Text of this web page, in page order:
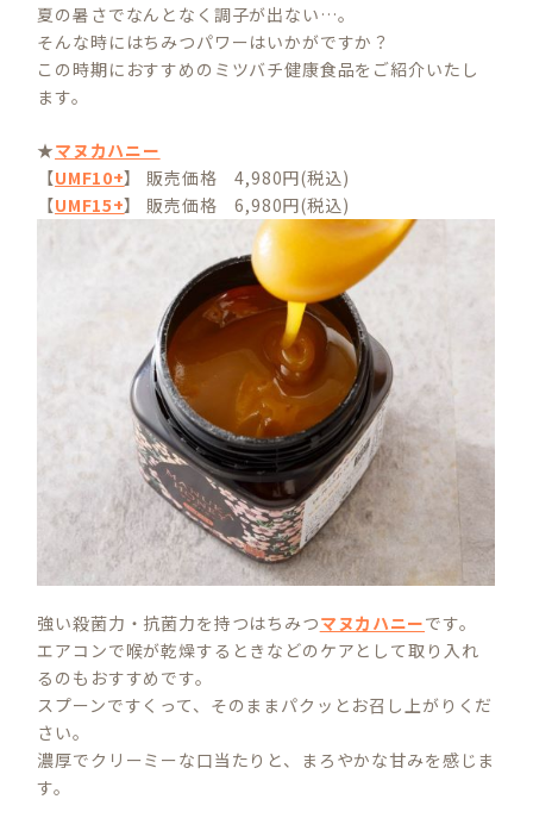
夏の暑さでなんとなく調子が出ない…。
そんな時にはちみつパワーはいかがですか？
この時期におすすめのミツバチ健康食品をご紹介いたし
ます。
★マヌカハニー
【UMF10+】 販売価格 4,980円(税込)
【UMF15+】 販売価格 6,980円(税込)
強い殺菌力・抗菌力を持つはちみつマヌカハニーです。
エアコンで喉が乾燥するときなどのケアとして取り入れ
るのもおすすめです。
スプーンですくって、そのままパクッとお召し上がりくだ
さい。
濃厚でクリーミーな口当たりと、まろやかな甘みを感じま
す。